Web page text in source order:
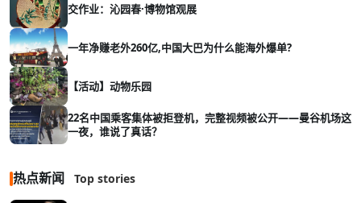
交作业：沁园春·博物馆观展
一年净赚老外260亿,中国大巴为什么能海外爆单?
【活动】动物乐园
22名中国乘客集体被拒登机，完整视频被公开——曼谷机场这
一夜，谁说了真话？
热点新闻 Top stories